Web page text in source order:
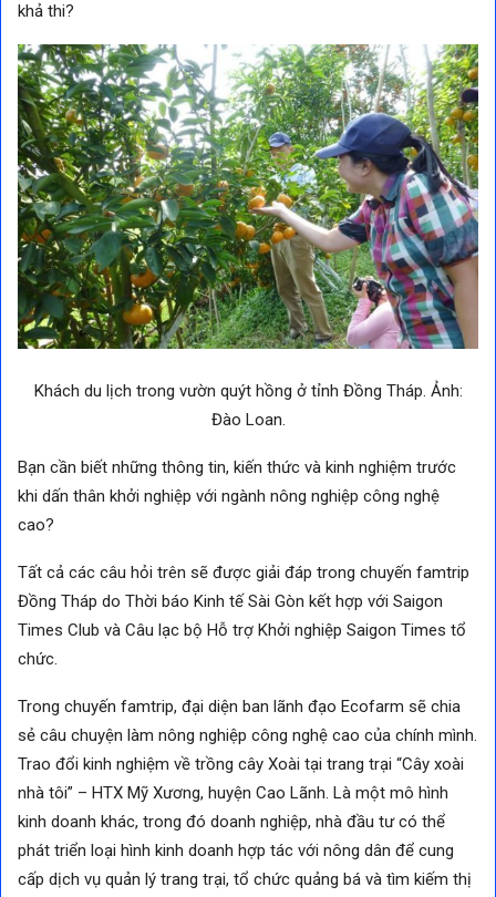
khả thi?
Khách du lịch trong vườn quýt hồng ở tỉnh Đồng Tháp. Ảnh:
Đào Loan.
Bạn cần biết những thông tin, kiến thức và kinh nghiệm trước
khi dấn thân khởi nghiệp với ngành nông nghiệp công nghệ
cao?
Tất cả các câu hỏi trên sẽ được giải đáp trong chuyến famtrip
Đồng Tháp do Thời báo Kinh tế Sài Gòn kết hợp với Saigon
Times Club và Câu lạc bộ Hỗ trợ Khởi nghiệp Saigon Times tổ
chức.
Trong chuyến famtrip, đại diện ban lãnh đạo Ecofarm sẽ chia
sẻ câu chuyện làm nông nghiệp công nghệ cao của chính mình.
Trao đổi kinh nghiệm về trồng cây Xoài tại trang trại “Cây xoài
nhà tôi” – HTX Mỹ Xương, huyện Cao Lãnh. Là một mô hình
kinh doanh khác, trong đó doanh nghiệp, nhà đầu tư có thể
phát triển loại hình kinh doanh hợp tác với nông dân để cung
cấp dịch vụ quản lý trang trại, tổ chức quảng bá và tìm kiếm thị